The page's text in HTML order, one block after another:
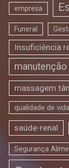
empresa
Funeral
Insuficiência
manutenção
massagem
qualidade de vida
saúde-renal
Segurança